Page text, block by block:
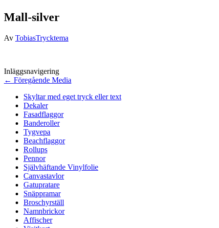
Mall-silver
Av TobiasTrycktema
Inläggsnavigering
← Föregående Media
Skyltar med eget tryck eller text
Dekaler
Fasadflaggor
Banderoller
Tygvepa
Beachflaggor
Rollups
Pennor
Självhäftande Vinylfolie
Canvastavlor
Gatupratare
Snäppramar
Broschyrställ
Namnbrickor
Affischer